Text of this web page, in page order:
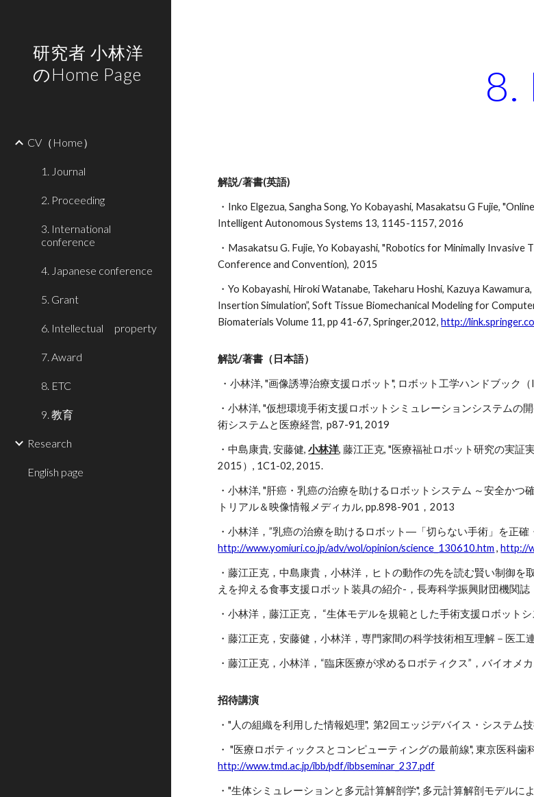
研究者 小林洋
のHome Page
CV（Home）
1. Journal
2. Proceeding
3. International
conference
4. Japanese conference
5. Grant
6. Intellectual property
7. Award
8. ETC
9. 教育
Research
English page
8.
解説/著書(英語)
・Inko Elgezua, Sangha Song, Yo Kobayashi, Masakatsu G Fujie,
Intelligent Autonomous Systems 13, 1145-1157, 2016
・Masakatsu G. Fujie, Yo Kobayashi, "Robotics for Minimally
Conference and Convention), 2015
・Yo Kobayashi, Hiroki Watanabe, Takeharu Hoshi, Kazuya
Insertion Simulation”, Soft Tissue Biomechanical Modeling for
Biomaterials Volume 11, pp 41-67, Springer,2012,http://
解説/著書（日本語）
・小林洋, "画像誘導治療支援ロボット", ロボット工学ハンドブック
・小林洋, "仮想環境手術支援ロボットシミュレーションシステムの
術システムと医療経営, p87-91, 2019
・中島康貴, 安藤健,小林洋, 藤江正克, "医療福祉ロボット研究の実証
2015）, 1C1-02, 2015.
・小林洋, "肝癌・乳癌の治療を助けるロボットシステム ～安全か
トリアル＆映像情報メディカル, pp.898-901，2013
・小林洋，”乳癌の治療を助けるロボット―「切らない手術」を正
http://www.yomiuri.co.jp/adv/wol/opinion/science_130610.htm ,http://
・藤江正克，中島康貴，小林洋，ヒトの動作の先を読む賢い制御
えを抑える食事支援ロボット装具の紹介-，長寿科学振興財団機関
・小林洋，藤江正克， “生体モデルを規範とした手術支援ロボット
・藤江正克，安藤健，小林洋，専門家間の科学技術相互理解－医
・藤江正克，小林洋，“臨床医療が求めるロボティクス”，バイオメ
招待講演
・"人の組織を利用した情報処理", 第2回エッジデバイス・システム
・ "医療ロボティックスとコンピューティングの最前線", 東京医科
http://www.tmd.ac.jp/ibb/pdf/ibbseminar_237.pdf
・"生体シミュレーションと多元計算解剖学", 多元計算解剖モデル